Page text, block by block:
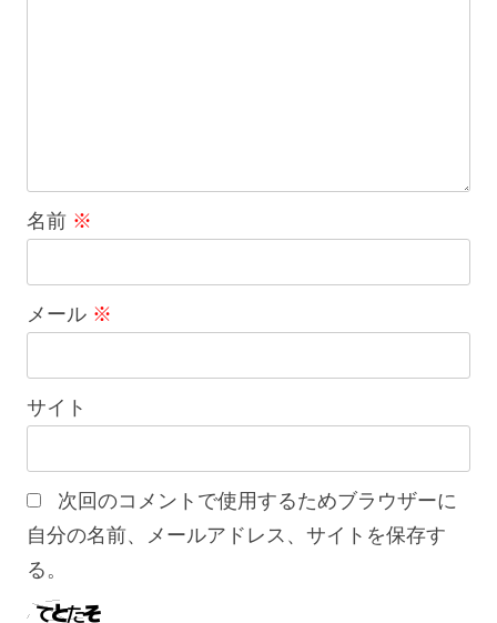
名前 ※
メール ※
サイト
次回のコメントで使用するためブラウザーに
自分の名前、メールアドレス、サイトを保存す
る。